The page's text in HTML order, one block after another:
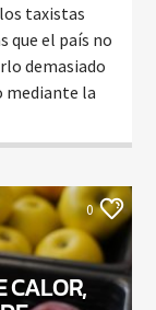
taxistas
que el país no
demasiado
mediante la
0
CALOR,